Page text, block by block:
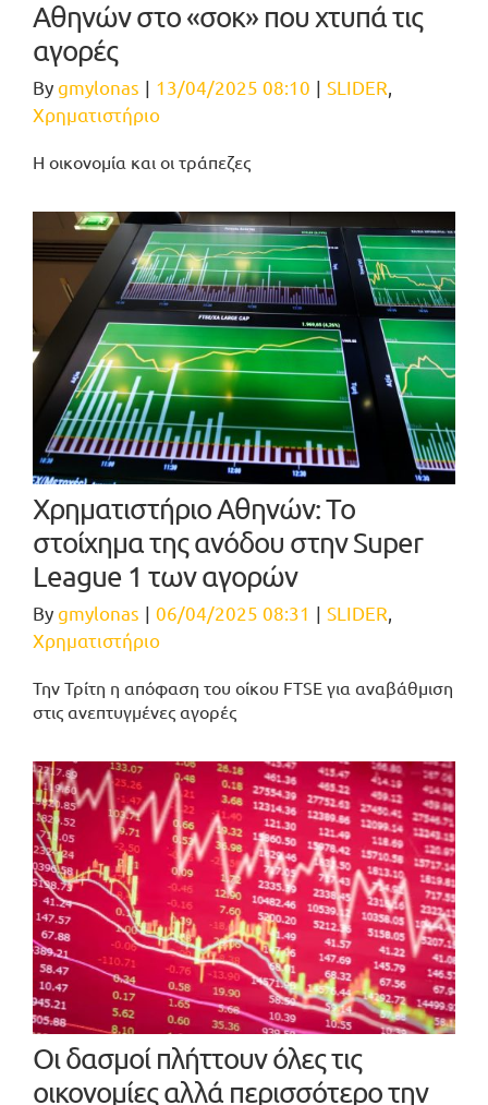
Αθηνών στο «σοκ» που χτυπά τις
αγορές
Bygmylonas | 13/04/2025 08:10 | SLIDER,
Χρηματιστήριο
Η οικονομία και οι τράπεζες
Χρηματιστήριο Αθηνών: Το
στοίχημα της ανόδου στην Super
League 1 των αγορών
Bygmylonas | 06/04/2025 08:31 | SLIDER,
Χρηματιστήριο
Την Τρίτη η απόφαση του οίκου FTSE για αναβάθμιση
στις ανεπτυγμένες αγορές
Οι δασμοί πλήττουν όλες τις
οικονομίες αλλά περισσότερο την